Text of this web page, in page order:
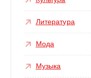
Литература
Мода
Музыка